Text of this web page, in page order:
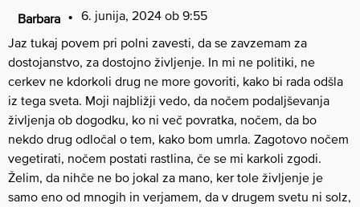
Barbara
6. junija, 2024 ob 9:55
Jaz tukaj povem pri polni zavesti, da se zavzemam za
dostojanstvo, za dostojno življenje. In mi ne politiki, ne
cerkev ne kdorkoli drug ne more govoriti, kako bi rada odšla
iz tega sveta. Moji najbližji vedo, da nočem podaljševanja
življenja ob dogodku, ko ni več povratka, nočem, da bo
nekdo drug odločal o tem, kako bom umrla. Zagotovo nočem
vegetirati, nočem postati rastlina, če se mi karkoli zgodi.
Želim, da nihče ne bo jokal za mano, ker tole življenje je
samo eno od mnogih in verjamem, da v drugem svetu ni solz,